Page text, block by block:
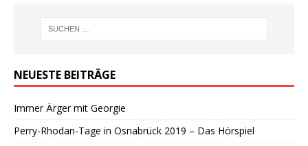
NEUESTE BEITRÄGE
Immer Ärger mit Georgie
Perry-Rhodan-Tage in Osnabrück 2019 – Das Hörspiel